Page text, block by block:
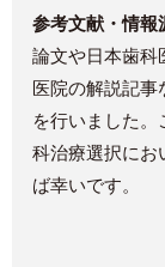
参考文献・情報
論文や日本歯科
医院の解説記事
を行いました
科治療選択にお
ば幸いです。